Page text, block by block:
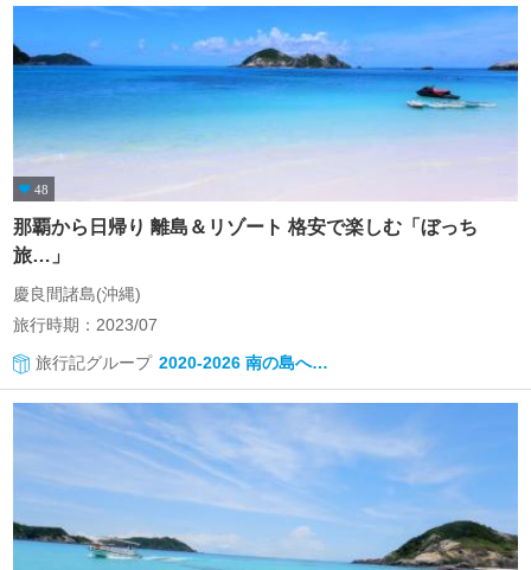
48
那覇から日帰り 離島＆リゾート 格安で楽しむ「ぼっち
旅…」
慶良間諸島(沖縄)
旅行時期：2023/07
旅行記グループ 2020-2026 南の島へ…